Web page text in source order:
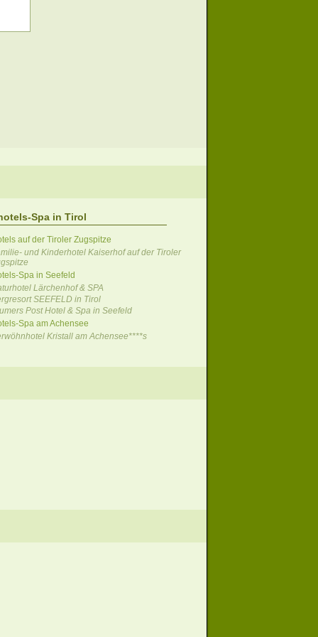
Spa in Tirol
auf der Tiroler Zugspitze
und Kinderhotel Kaiserhof auf der Tiroler
Spa in Seefeld
Lärchenhof & SPA
SEEFELD in Tirol
Post Hotel & Spa in Seefeld
Spa am Achensee
Kristall am Achensee****s